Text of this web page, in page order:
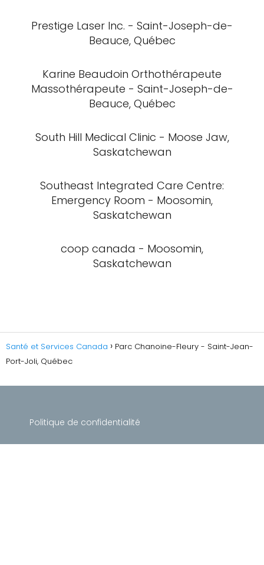
Prestige Laser Inc. - Saint-Joseph-de-
Beauce, Québec
Karine Beaudoin Orthothérapeute
Massothérapeute - Saint-Joseph-de-
Beauce, Québec
South Hill Medical Clinic - Moose Jaw,
Saskatchewan
Southeast Integrated Care Centre:
Emergency Room - Moosomin,
Saskatchewan
coop canada - Moosomin,
Saskatchewan
Santé et Services Canada
Parc Chanoine-Fleury - Saint-Jean-
Port-Joli, Québec
Politique de confidentialité